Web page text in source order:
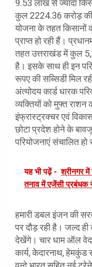
9.53 लाख से ज्यादा
कुल 2224.36 करोड़ की
योजना के तहत किसानों
प्राप्त हो रही हैं।
तहत उत्तराखंड में कुल
है। इसके साथ ही इन
रूपए की सब्सिडी मिल
अंत्योदय कार्ड धारक
व्यक्तियों को मुफ्त राशन
इंफ्रास्ट्रक्चर एवं
छोटा प्रदेश होने के
परियोजनाएं संचालित हो
यह भी पढ़ें - श्रीनगर
तनाव में एजेंसी प्रबंधक
हमारी डबल इंजन की
पर दौड़ रही है। जल्द ही
देखेंगे। चार धाम ऑल वेदर
कार्य, केदारनाथ, हेमकुंड